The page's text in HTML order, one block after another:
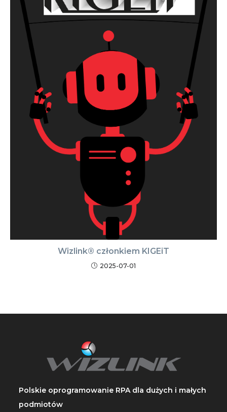
Wizlink® członkiem KIGEiT
2025-07-01
Polskie oprogramowanie RPA dla dużych i małych
podmiotów